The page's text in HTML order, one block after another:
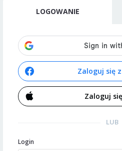
LOGOWANIE
Zaloguj się
Zaloguj
LUB
Login